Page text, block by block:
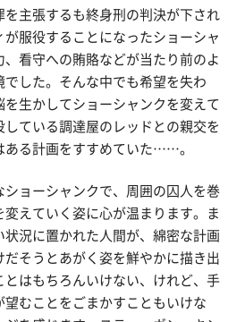
主張するも終身刑の判決が下され
服役することになったショーシャ
、看守への賄賂などが当たり前のよ
でした。そんな中でも希望を失わ
を生かしてショーシャンクを変えて
している調達屋のレッドとの親交を
ある計画をすすめていた……。
ショーシャンクで、周囲の囚人を巻
変えていく姿に心が温まります。ま
状況に置かれた人間が、綿密な計画
だそうとあがく姿を鮮やかに描き出
とはもちろんいけない、けれど、手
むことをごまかすこともいけな